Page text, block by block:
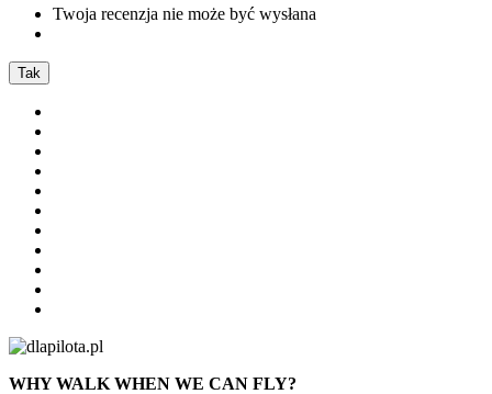
Twoja recenzja nie może być wysłana
Tak
WHY WALK WHEN WE CAN FLY?